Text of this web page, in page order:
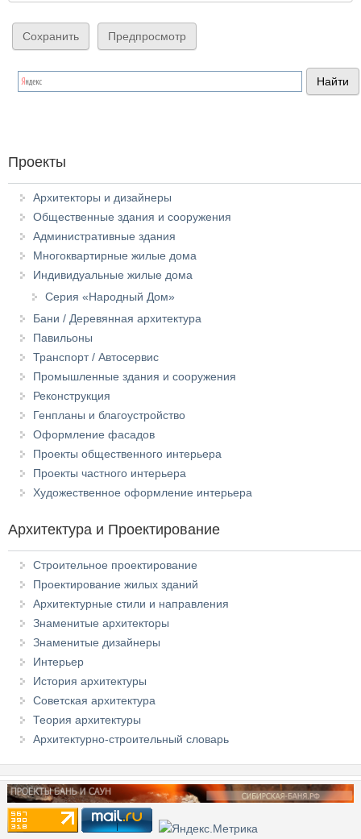
Проекты
Архитекторы и дизайнеры
Общественные здания и сооружения
Административные здания
Многоквартирные жилые дома
Индивидуальные жилые дома
Серия «Народный Дом»
Бани / Деревянная архитектура
Павильоны
Транспорт / Автосервис
Промышленные здания и сооружения
Реконструкция
Генпланы и благоустройство
Оформление фасадов
Проекты общественного интерьера
Проекты частного интерьера
Художественное оформление интерьера
Архитектура и Проектирование
Строительное проектирование
Проектирование жилых зданий
Архитектурные стили и направления
Знаменитые архитекторы
Знаменитые дизайнеры
Интерьер
История архитектуры
Советская архитектура
Теория архитектуры
Архитектурно-строительный словарь